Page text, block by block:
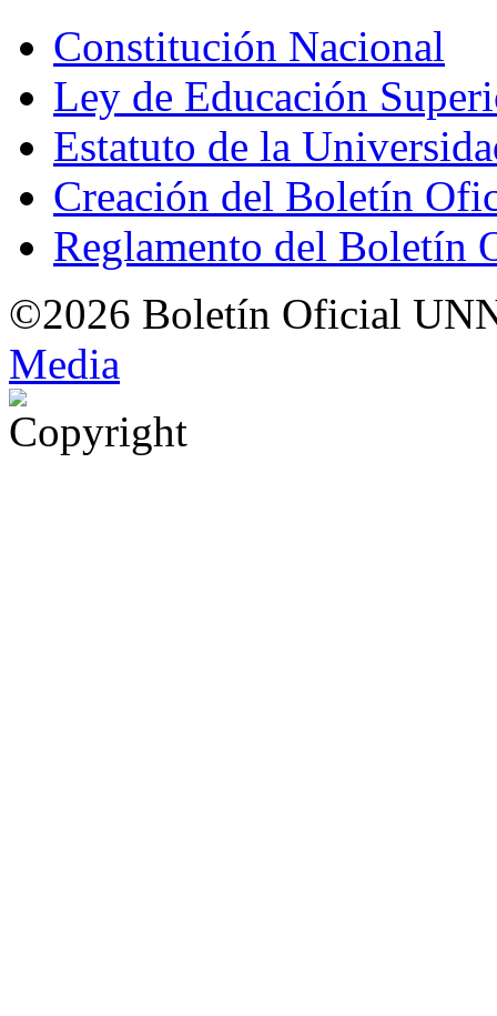
Constitución Nacional
Ley de Educación
Estatuto de la
Creación del Boletín
Reglamento del Boletín
©2026 Boletín Oficial
Media